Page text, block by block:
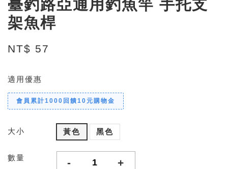
臺釣路亞通用釣魚竿 手托支
架魚桿
NT$ 57
適用優惠
會員累計1000回饋10元購物金
大小 黃色 黑色
數量 - +